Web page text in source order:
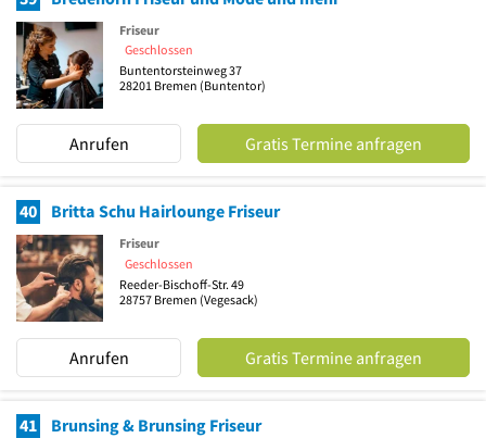
Friseur
Geschlossen
Buntentorsteinweg 37
28201 Bremen (Buntentor)
Anrufen Gratis Termine anfragen
40 Britta Schu Hairlounge Friseur
Friseur
Geschlossen
Reeder-Bischoff-Str. 49
28757 Bremen (Vegesack)
Anrufen Gratis Termine anfragen
41 Brunsing & Brunsing Friseur